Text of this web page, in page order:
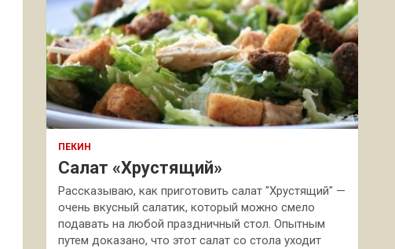
ПЕКИН
Салат «Хрустящий»
Рассказываю, как приготовить салат "Хрустящий" —
очень вкусный салатик, который можно смело
подавать на любой праздничный стол. Опытным
путем доказано, что этот салат со стола уходит